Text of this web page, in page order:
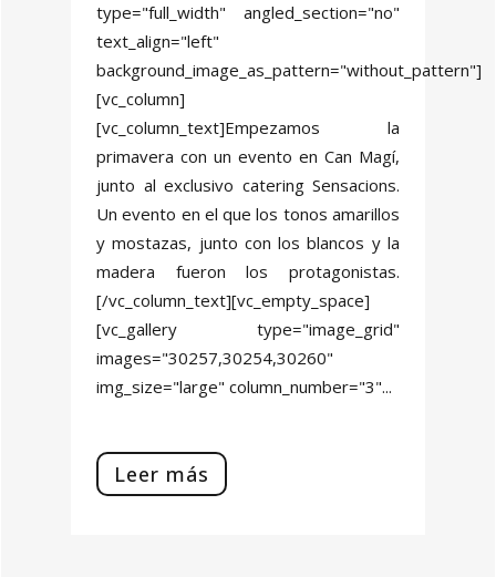
type="full_width" angled_section="no"
text_align="left"
background_image_as_pattern="without_pattern"]
[vc_column]
[vc_column_text]Empezamos la
primavera con un evento en Can Magí,
junto al exclusivo catering Sensacions.
Un evento en el que los tonos amarillos
y mostazas, junto con los blancos y la
madera fueron los protagonistas.
[/vc_column_text][vc_empty_space]
[vc_gallery type="image_grid"
images="30257,30254,30260"
img_size="large" column_number="3"...
Leer más